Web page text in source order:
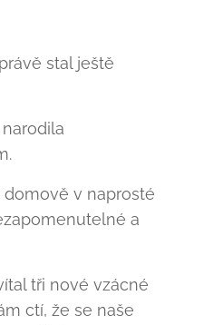
stal ještě
😺😺😺
domově v naprosté
a
tři nové vzácné
ctí, že se naše